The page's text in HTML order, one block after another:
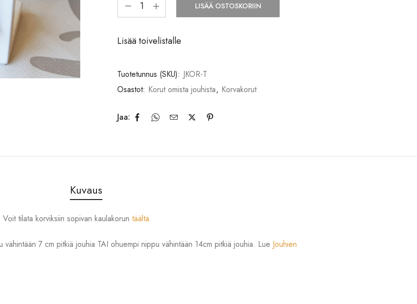
LISÄÄ OSTOSKORIIN
Lisää toivelistalle
Tuotetunnus (SKU): JKOR-T
Osastot: Korut omista jouhista, Korvakorut
Jaa:
Kuvaus
tilata korviksiin sopivan kaulakoruntäältä.
7 cm pitkiä jouhia TAI ohuempi nippu vähintään 14cm pitkiä jouhia. Lue Jouhien